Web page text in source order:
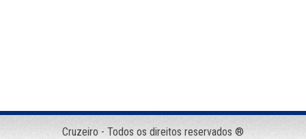
Cruzeiro - Todos os direitos reservados ®